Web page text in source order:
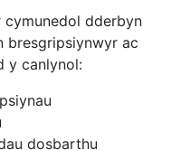
cymunedol dderbyn
bresgripsiynwyr ac
y canlynol:
dosbarthu